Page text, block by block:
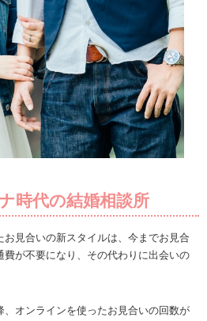
時代の結婚相談所
お見合いの新スタイルは、今までお見合
費が不要になり、その代わりに出会いの
、オンラインを使ったお見合いの回数が